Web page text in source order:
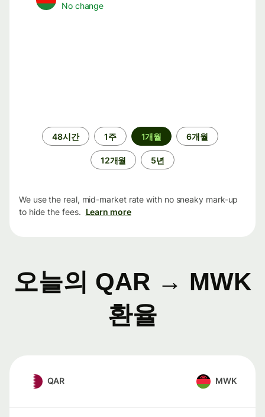
No change
48시간 1주 1개월 6개월
12개월 5년
We use the real, mid-market rate with no sneaky mark-up
to hide the fees. Learn more
오늘의 QAR → MWK
환율
QAR MWK